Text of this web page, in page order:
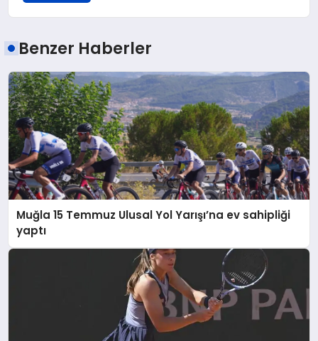
Benzer Haberler
Muğla 15 Temmuz Ulusal Yol Yarışı’na ev sahipliği
yaptı